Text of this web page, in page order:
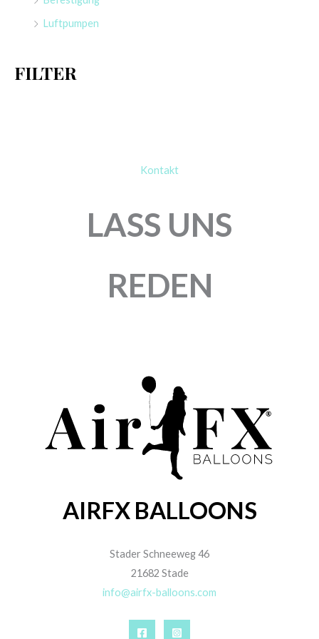
Luftpumpen
FILTER
Kontakt
LASS UNS
REDEN
AIRFX BALLOONS
Stader Schneeweg 46
21682 Stade
info@airfx-balloons.com